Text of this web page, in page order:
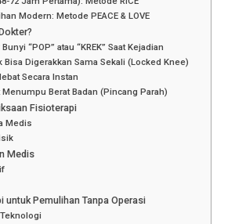
Modern: Metode PEACE & LOVE
“POP” atau “KREK” Saat Kejadian
Bisa Digerakkan Sama Sekali (Locked Knee)
Secara Instan
Menumpu Berat Badan (Pincang Parah)
Fisioterapi
Medis
Medis
untuk Pemulihan Tanpa Operasi